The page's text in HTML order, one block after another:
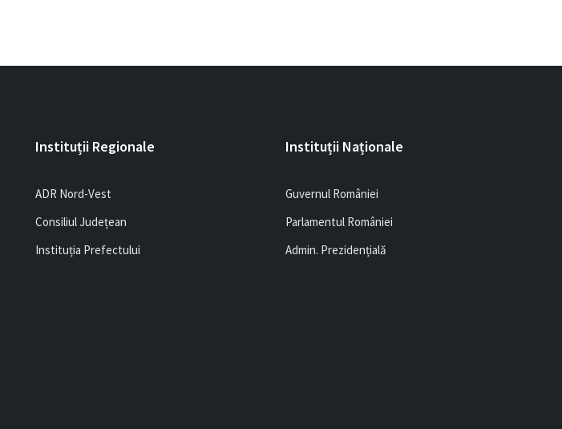
Instituții Regionale
ADR Nord-Vest
Consiliul Județean
Instituția Prefectului
Instituții Naționale
Guvernul României
Parlamentul României
Admin. Prezidențială